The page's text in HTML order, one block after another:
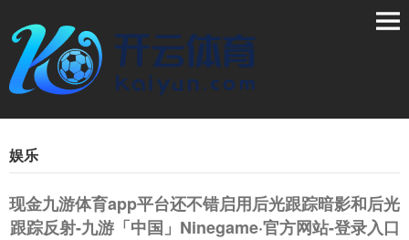
娱乐
现金九游体育app平台还不错启用后光跟踪暗影和后光
跟踪反射-九游「中国」Ninegame·官方网站-登录入口